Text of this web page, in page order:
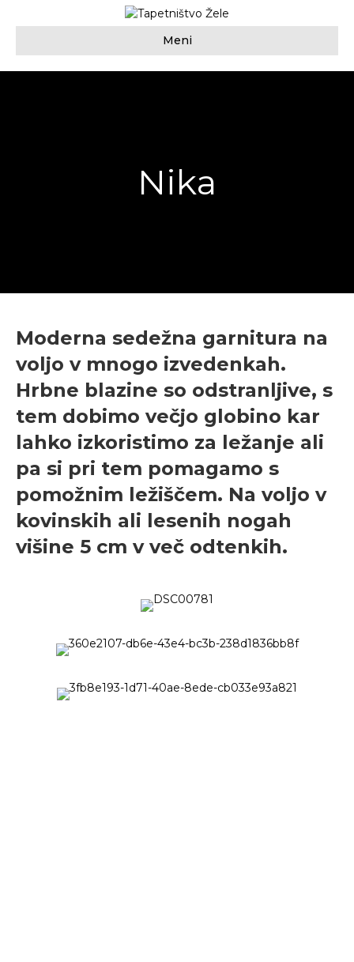
Meni
Nika
Moderna sedežna garnitura na
voljo v mnogo izvedenkah.
Hrbne blazine so odstranljive, s
tem dobimo večjo globino kar
lahko izkoristimo za ležanje ali
pa si pri tem pomagamo s
pomožnim ležiščem. Na voljo v
kovinskih ali lesenih nogah
višine 5 cm v več odtenkih.